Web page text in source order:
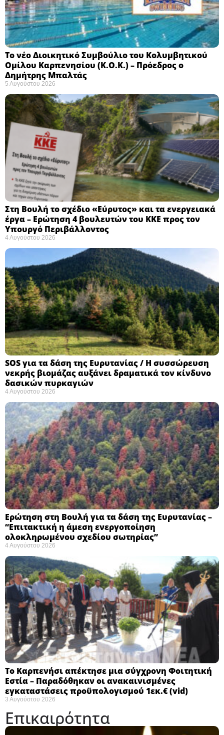
Το νέο Διοικητικό Συμβούλιο του Κολυμβητικού
Ομίλου Καρπενησίου (Κ.Ο.Κ.) – Πρόεδρος ο
Δημήτρης Μπαλτάς
5 Αυγούστου 2026
Στη Βουλή το σχέδιο «Εύρυτος» και τα ενεργειακά
έργα – Ερώτηση 4 βουλευτών του ΚΚΕ προς τον
Υπουργό Περιβάλλοντος
4 Αυγούστου 2026
SOS για τα δάση της Ευρυτανίας / Η συσσώρευση
νεκρής βιομάζας αυξάνει δραματικά τον κίνδυνο
δασικών πυρκαγιών
4 Αυγούστου 2026
Ερώτηση στη Βουλή για τα δάση της Ευρυτανίας –
“Eπιτακτική η άμεση ενεργοποίηση
ολοκληρωμένου σχεδίου σωτηρίας”
4 Αυγούστου 2026
Το Καρπενήσι απέκτησε μια σύγχρονη Φοιτητική
Εστία – Παραδόθηκαν οι ανακαινισμένες
εγκαταστάσεις προϋπολογισμού 1εκ.€ (vid)
3 Αυγούστου 2026
Επικαιρότητα